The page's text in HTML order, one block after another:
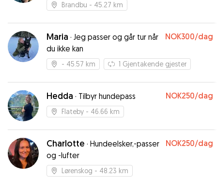
Brandbu - 45.27 km
Maria · Jeg passer og går tur når
du ikke kan
NOK300/dag
- 45.57 km 1 Gjentakende gjester
Hedda · Tilbyr hundepass NOK250/dag
Flateby - 46.66 km
Charlotte · Hundeelsker,-passer
og -lufter
NOK250/dag
Lørenskog - 48.23 km